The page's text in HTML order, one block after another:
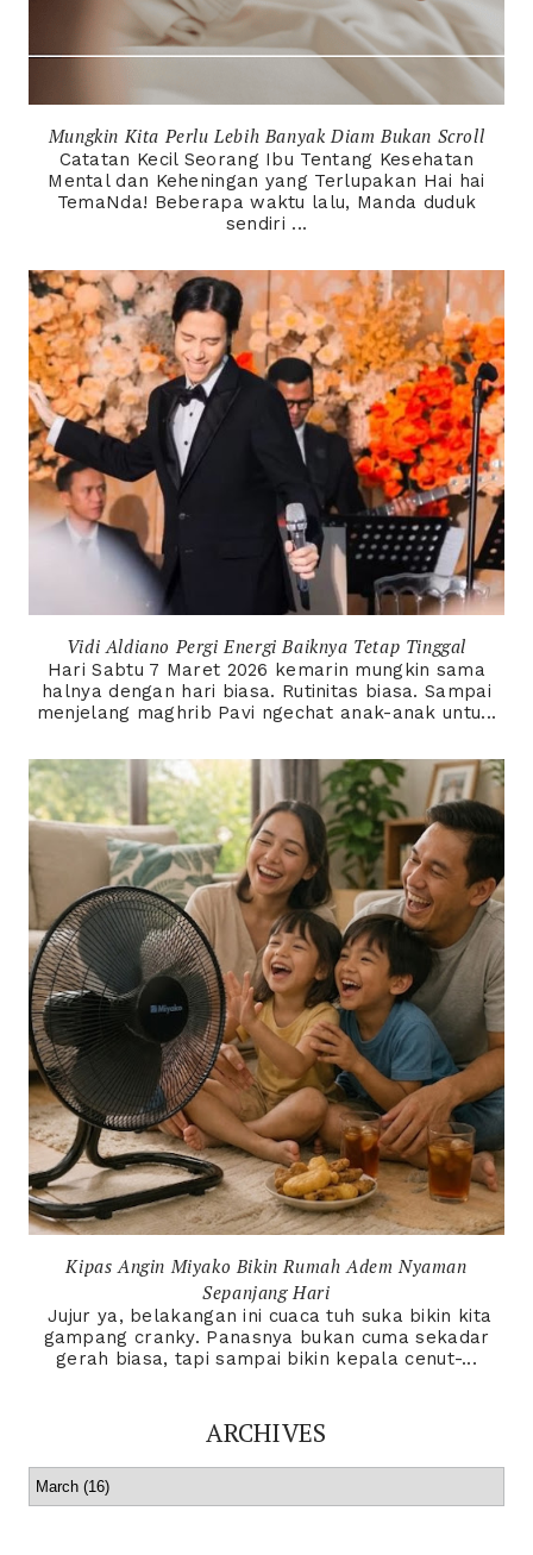
Mungkin Kita Perlu Lebih Banyak Diam Bukan Scroll
Catatan Kecil Seorang Ibu Tentang Kesehatan
Mental dan Keheningan yang Terlupakan Hai hai
TemaNda! Beberapa waktu lalu, Manda duduk
sendiri ...
Vidi Aldiano Pergi Energi Baiknya Tetap Tinggal
Hari Sabtu 7 Maret 2026 kemarin mungkin sama
halnya dengan hari biasa. Rutinitas biasa. Sampai
menjelang maghrib Pavi ngechat anak-anak untu...
Kipas Angin Miyako Bikin Rumah Adem Nyaman
Sepanjang Hari
Jujur ya, belakangan ini cuaca tuh suka bikin kita
gampang cranky. Panasnya bukan cuma sekadar
gerah biasa, tapi sampai bikin kepala cenut-...
ARCHIVES